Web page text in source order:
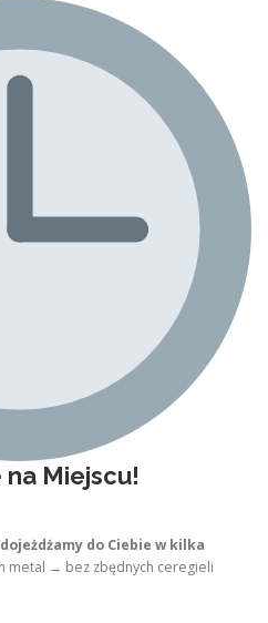
Miejscu!
do Ciebie w kilka
metal → bez zbędnych ceregieli